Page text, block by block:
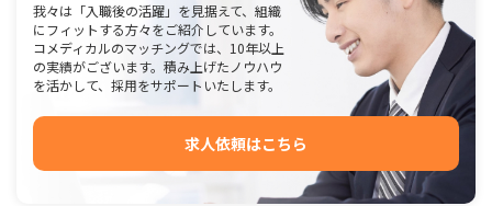
我々は「入職後の活躍」を見据えて、組織
にフィットする方々をご紹介しています。
コメディカルのマッチングでは、10年以上
の実績がございます。積み上げたノウハウ
を活かして、採用をサポートいたします。
求人依頼はこちら